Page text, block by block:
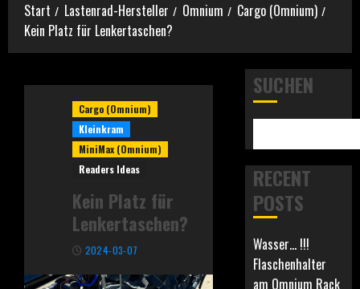
Start Lastenrad-Hersteller Omnium
Cargo (Omnium)
Kein Platz für Lenkertaschen?
Cargo (Omnium)
Kleinkram
MiniMax (Omnium)
Readers Ideas
Kein Platz für
Lenkertaschen?
2024-03-07
SUCHEN
RECENT
POSTS
Wasser… !!!
Flaschenhalter
am Omnium Rack